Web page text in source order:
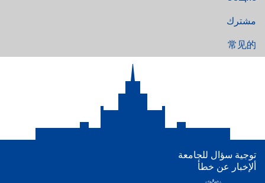
مشترك
常见的
توجية سؤال للجامعة
ألإخبار عن خطأ